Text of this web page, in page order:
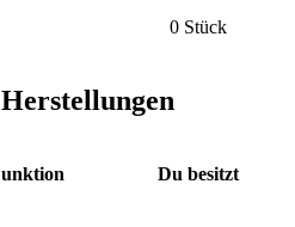
0 Stück
Du besitzt